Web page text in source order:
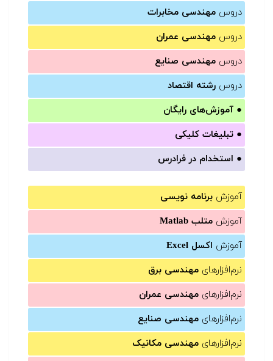
دروس مهندسی مخابرات
دروس مهندسی عمران
دروس مهندسی صنایع
دروس رشته اقتصاد
● آموزش‌های رایگان
● تبلیغات کلیکی
● استخدام در فرادرس
آموزش برنامه نویسی
آموزش متلب Matlab
آموزش اکسل Excel
نرم‌افزارهای مهندسی برق
نرم‌افزارهای مهندسی عمران
نرم‌افزارهای مهندسی صنایع
نرم‌افزارهای مهندسی مکانیک